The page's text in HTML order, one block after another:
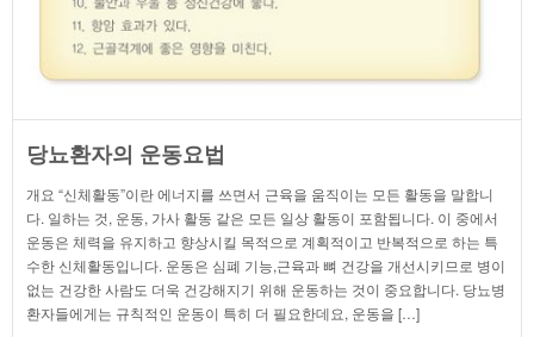
당뇨환자의 운동요법
개요 “신체활동”이란 에너지를 쓰면서 근육을 움직이는 모든 활동을 말합니
다. 일하는 것, 운동, 가사 활동 같은 모든 일상 활동이 포함됩니다. 이 중에서
운동은 체력을 유지하고 향상시킬 목적으로 계획적이고 반복적으로 하는 특
수한 신체활동입니다. 운동은 심폐 기능,근육과 뼈 건강을 개선시키므로 병이
없는 건강한 사람도 더욱 건강해지기 위해 운동하는 것이 중요합니다. 당뇨병
환자들에게는 규칙적인 운동이 특히 더 필요한데요, 운동을 […]